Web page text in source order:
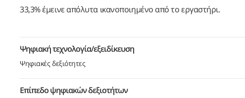
33,3% έμεινε απόλυτα ικανοποιημένο από το εργαστήρι.
Ψηφιακή τεχνολογία/εξειδίκευση
Ψηφιακές δεξιότητες
Επίπεδο ψηφιακών δεξιοτήτων